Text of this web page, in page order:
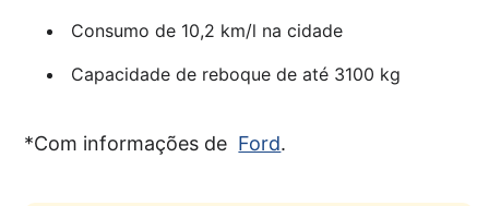
Consumo de 10,2 km/l na cidade
Capacidade de reboque de até 3100 kg
*Com informações de Ford.